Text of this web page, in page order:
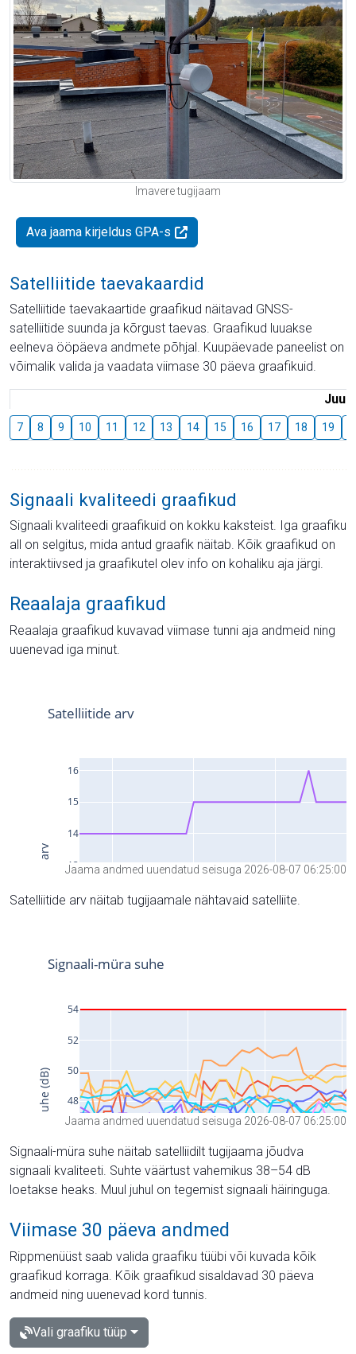
Imavere tugijaam
Ava jaama kirjeldus GPA-s
Satelliitide taevakaardid
Satelliitide taevakaartide graafikud näitavad GNSS-
satelliitide suunda ja kõrgust taevas. Graafikud luuakse
eelneva ööpäeva andmete põhjal. Kuupäevade paneelist on
võimalik valida ja vaadata viimase 30 päeva graafikuid.
Juuli
7 8 9 10 11 12 13 14 15 16 17 18 19
Signaali kvaliteedi graafikud
Signaali kvaliteedi graafikuid on kokku kaksteist. Iga graafiku
all on selgitus, mida antud graafik näitab. Kõik graafikud on
interaktiivsed ja graafikutel olev info on kohaliku aja järgi.
Reaalaja graafikud
Reaalaja graafikud kuvavad viimase tunni aja andmeid ning
uuenevad iga minut.
Jaama andmed uuendatud seisuga 2026-08-07 06:25:00
Satelliitide arv näitab tugijaamale nähtavaid satelliite.
Jaama andmed uuendatud seisuga 2026-08-07 06:25:00
Signaali-müra suhe näitab satelliidilt tugijaama jõudva
signaali kvaliteeti. Suhte väärtust vahemikus 38–54 dB
loetakse heaks. Muul juhul on tegemist signaali häiringuga.
Viimase 30 päeva andmed
Rippmenüüst saab valida graafiku tüübi või kuvada kõik
graafikud korraga. Kõik graafikud sisaldavad 30 päeva
andmeid ning uuenevad kord tunnis.
Vali graafiku tüüp